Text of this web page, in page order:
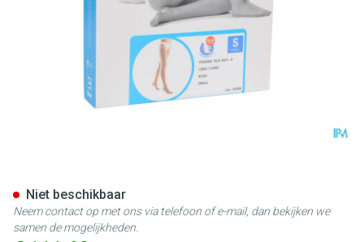
Niet beschikbaar
Neem contact op met ons via telefoon of e-mail, dan bekijken we
samen de mogelijkheden.